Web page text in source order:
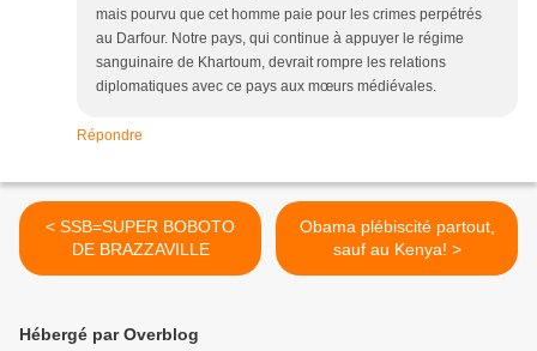
mais pourvu que cet homme paie pour les crimes perpétrés
au Darfour. Notre pays, qui continue à appuyer le régime
sanguinaire de Khartoum, devrait rompre les relations
diplomatiques avec ce pays aux mœurs médiévales.
Répondre
< SSB=SUPER BOBOTO
DE BRAZZAVILLE
Obama plébiscité partout,
sauf au Kenya! >
Hébergé par Overblog